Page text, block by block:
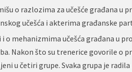
o razlozima za učešće građana u
učešća i akterima građanske
mehanizmima učešća građana u
Nakon što su trenerice govorile o
u četiri grupe. Svaka grupa je